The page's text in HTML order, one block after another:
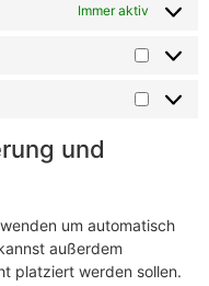
Immer aktiv
und
um automatisch
außerdem
platziert werden sollen.